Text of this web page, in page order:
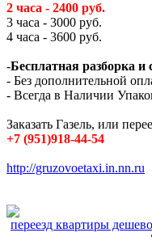
2 часа - 2400 руб.
3 часа - 3000 руб.
4 часа - 3600 руб.
-Бесплатная разборка и
- Без дополнительной
- Всегда в Наличии
Заказать Газель, или
+7 (951)918-44-54
http://gruzovoetaxi.in.nn.ru
переезд квартиры дешево